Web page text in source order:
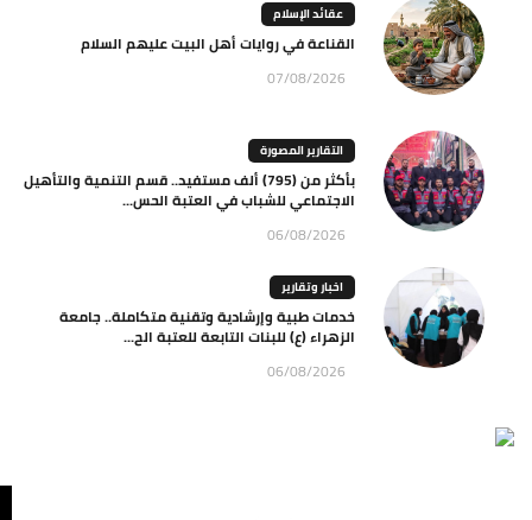
عقائد الإسلام
القناعة في روايات أهل البيت عليهم السلام
07/08/2026
التقارير المصورة
بأكثر من (795) ألف مستفيد.. قسم التنمية والتأهيل
الاجتماعي للشباب في العتبة الحس...
06/08/2026
اخبار وتقارير
خدمات طبية وإرشادية وتقنية متكاملة.. جامعة
الزهراء (ع) للبنات التابعة للعتبة الح...
06/08/2026